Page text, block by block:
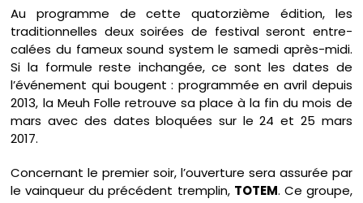
Au programme de cette quatorzième édition, les
traditionnelles deux soirées de festival seront entre-
calées du fameux sound system le samedi après-midi.
Si la formule reste inchangée, ce sont les dates de
l’événement qui bougent : programmée en avril depuis
2013, la Meuh Folle retrouve sa place à la fin du mois de
mars avec des dates bloquées sur le 24 et 25 mars
2017.
Concernant le premier soir, l’ouverture sera assurée par
le vainqueur du précédent tremplin, TOTEM. Ce groupe,